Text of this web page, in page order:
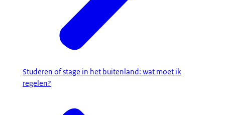
Studeren of stage in het buitenland: wat moet ik
regelen?